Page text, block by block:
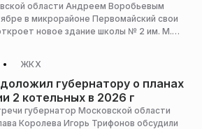
области Андреем Воробьевым
в микрорайоне Первомайский свои
новое здание школы № 2 им. М.Ф.
ЖКХ
губернатору о планах
2 котельных в 2026 г
губернатор Московской области
Королева Игорь Трифонов обсудили